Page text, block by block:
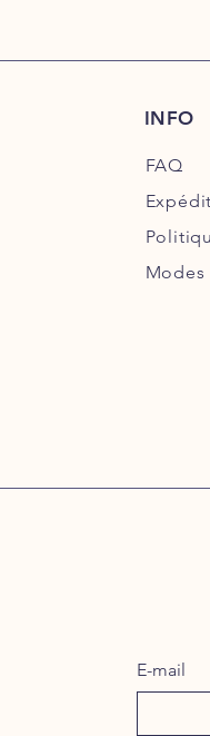
INFO
FAQ
E-mail